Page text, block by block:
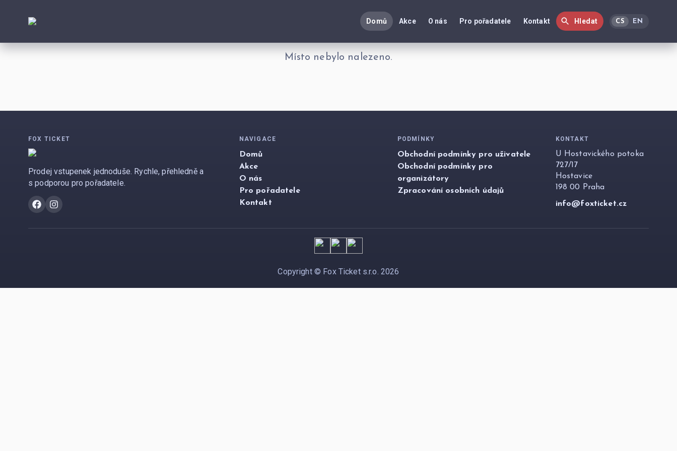
Domů Akce O nás Pro pořadatele Kontakt Hledat CS EN
Místo nebylo nalezeno.
FOX TICKET
Prodej vstupenek jednoduše. Rychle, přehledně a
s podporou pro pořadatele.
NAVIGACE
Domů
Akce
O nás
Pro pořadatele
Kontakt
PODMÍNKY
Obchodní podmínky pro uživatele
Obchodní podmínky pro
organizátory
Zpracování osobních údajů
KONTAKT
U Hostavického potoka
727/17
Hostavice
198 00 Praha
info@foxticket.cz
Copyright © Fox Ticket s.r.o. 2026